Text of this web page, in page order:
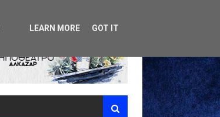
LEARN MORE GOT IT